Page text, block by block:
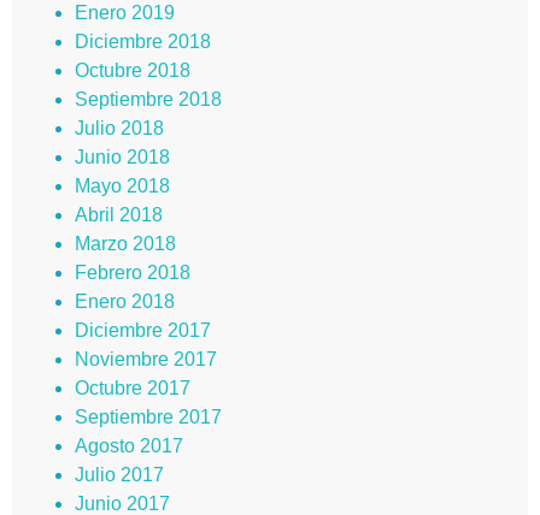
Enero 2019
Diciembre 2018
Octubre 2018
Septiembre 2018
Julio 2018
Junio 2018
Mayo 2018
Abril 2018
Marzo 2018
Febrero 2018
Enero 2018
Diciembre 2017
Noviembre 2017
Octubre 2017
Septiembre 2017
Agosto 2017
Julio 2017
Junio 2017